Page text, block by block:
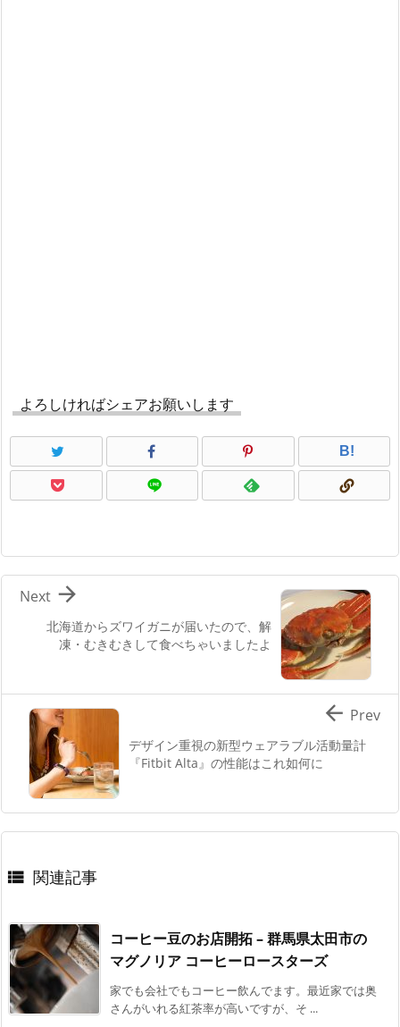
よろしければシェアお願いします
B!
北海道からズワイガニが届いたので、解
凍・むきむきして食べちゃいましたよ

Next
デザイン重視の新型ウェアラブル活動量計
『Fitbit Alta』の性能はこれ如何に
 Prev
 関連記事
コーヒー豆のお店開拓 – 群馬県太田市の
マグノリア コーヒーロースターズ
家でも会社でもコーヒー飲んでます。最近家では奥
さんがいれる紅茶率が高いですが、そ ...